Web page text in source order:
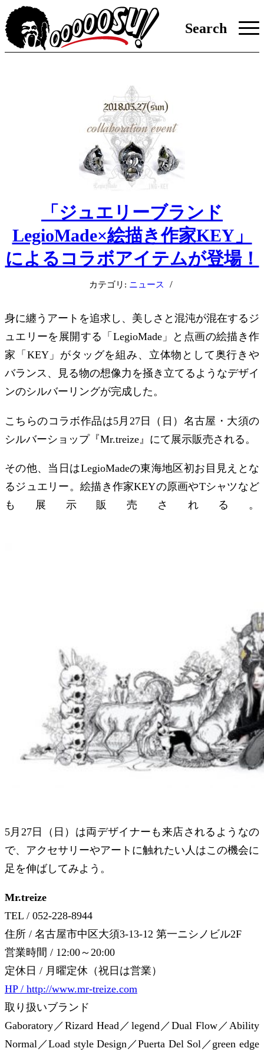
Search
「ジュエリーブランド
LegioMade×絵描き作家KEY」
によるコラボアイテムが登場！
カテゴリ: ニュース /
身に纏うアートを追求し、美しさと混沌が混在するジ
ュエリーを展開する「LegioMade」と点画の絵描き作
家「KEY」がタッグを組み、立体物として奥行きや
バランス、見る物の想像力を掻き立てるようなデザイ
ンのシルバーリングが完成した。
こちらのコラボ作品は5月27日（日）名古屋・大須の
シルバーショップ『Mr.treize』にて展示販売される。
その他、当日はLegioMadeの東海地区初お目見えとな
るジュエリー。 絵描き作家KEYの原画やTシャツなど
も展示販売される。
5月27日（日）は両デザイナーも来店されるようなの
で、アクセサリーやアートに触れたい人はこの機会に
足を伸ばしてみよう。
Mr.treize
TEL / 052-228-8944
住所 / 名古屋市中区大須3-13-12 第一ニシノビル2F
営業時間 / 12:00～20:00
定休日 / 月曜定休（祝日は営業）
HP / http://www.mr-treize.com
取り扱いブランド
Gaboratory／Rizard Head／legend／Dual Flow／Ability
Normal／Load style Design／Puerta Del Sol／green edge